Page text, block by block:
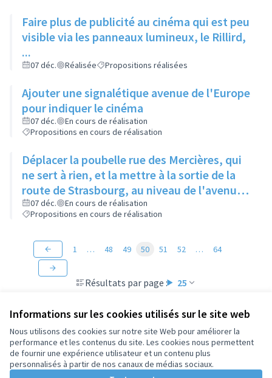
Informations sur les cookies utilisés sur le site web
Nous utilisons des cookies sur notre site Web pour améliorer la
performance et les contenus du site. Les cookies nous permettent
de fournir une expérience utilisateur et un contenu plus
personnalisés à partir de nos canaux de médias sociaux.
Faire plus de publicité au cinéma qui est peu
visible via les panneaux lumineux, le Rillird,
...
07 déc. Réalisée Propositions réalisées
Ajouter une signalétique avenue de l'Europe
pour indiquer le cinéma
07 déc.
En cours de réalisation
Propositions en cours de réalisation
Déplacer la poubelle rue des Mercières, qui
ne sert à rien, et la mettre à la sortie de la
route de Strasbourg, au niveau de l'avenue
Jean Moulin, en face de l'immeuble en
construction
07 déc.
En cours de réalisation
Propositions en cours de réalisation
Résultats par page : 25
1 … 48 49 50 51 52 … 64
Conditions d'utilisation
Paramètres des cookies